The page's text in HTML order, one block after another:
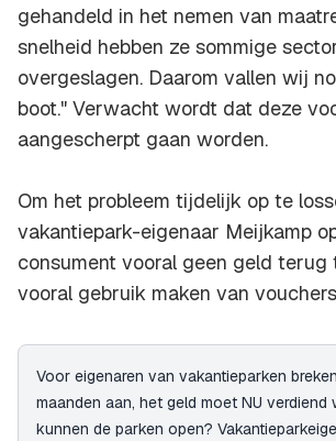
gehandeld in het nemen van
snelheid hebben ze sommige
overgeslagen. Daarom vallen wij
boot." Verwacht wordt dat deze
aangescherpt gaan worden.
Om het probleem tijdelijk op te
vakantiepark-eigenaar Meijkamp
consument vooral geen geld terug
vooral gebruik maken van
Voor eigenaren van vakantieparken
maanden aan, het geld moet NU verdiend
kunnen de parken open?